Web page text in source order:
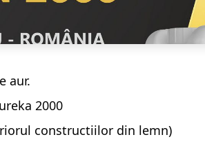
aur.
2000
constructiilor din lemn)